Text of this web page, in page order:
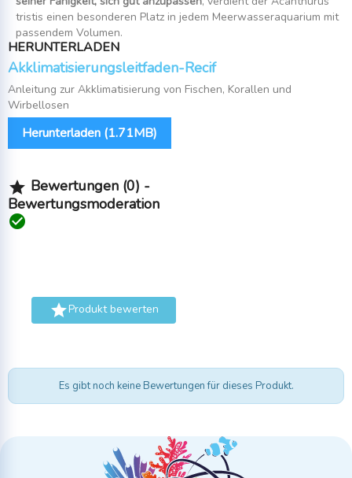
tristis einen besonderen Platz in jedem Meerwasseraquarium mit
passendem Volumen.
HERUNTERLADEN
Akklimatisierungsleitfaden-Recif
Anleitung zur Akklimatisierung von Fischen, Korallen und
Wirbellosen
Herunterladen (1.71MB)
 Bewertungen (0) -
Bewertungsmoderation

Produkt bewerten
Es gibt noch keine Bewertungen für dieses Produkt.